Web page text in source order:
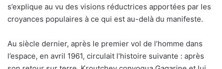
s’explique au vu des visions réductrices apportées par les
croyances populaires à ce qui est au-delà du manifeste.
Au siècle dernier, après le premier vol de l’homme dans
l’espace, en avril 1961, circulait l’histoire suivante : après